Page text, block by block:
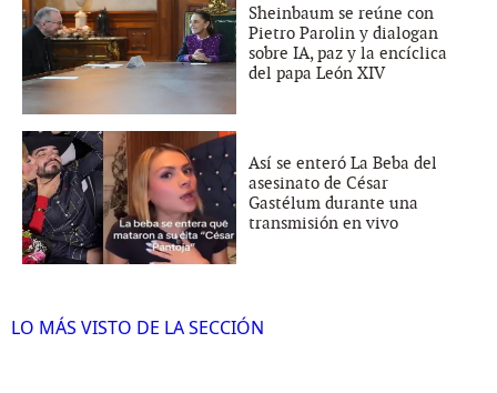
Sheinbaum se reúne con
Pietro Parolin y dialogan
sobre IA, paz y la encíclica
del papa León XIV
Así se enteró La Beba del
asesinato de César
Gastélum durante una
transmisión en vivo
LO MÁS VISTO DE LA SECCIÓN